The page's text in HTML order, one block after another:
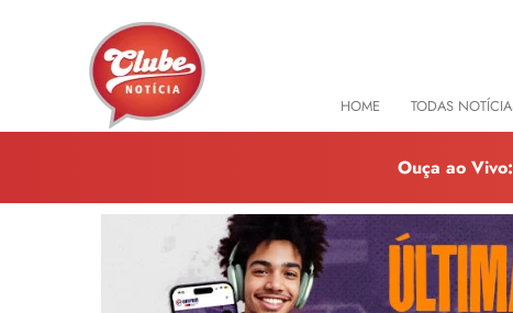
HOME TODAS
Ouça ao Vivo: